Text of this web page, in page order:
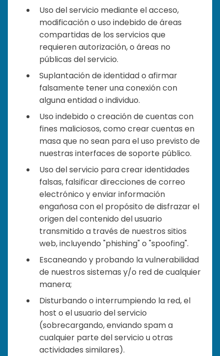
Uso del servicio mediante el acceso,
modificación o uso indebido de áreas
compartidas de los servicios que
requieren autorización, o áreas no
públicas del servicio.
Suplantación de identidad o afirmar
falsamente tener una conexión con
alguna entidad o individuo.
Uso indebido o creación de cuentas con
fines maliciosos, como crear cuentas en
masa que no sean para el uso previsto de
nuestras interfaces de soporte público.
Uso del servicio para crear identidades
falsas, falsificar direcciones de correo
electrónico y enviar información
engañosa con el propósito de disfrazar el
origen del contenido del usuario
transmitido a través de nuestros sitios
web, incluyendo "phishing" o "spoofing".
Escaneando y probando la vulnerabilidad
de nuestros sistemas y/o red de cualquier
manera;
Disturbando o interrumpiendo la red, el
host o el usuario del servicio
(sobrecargando, enviando spam a
cualquier parte del servicio u otras
actividades similares).